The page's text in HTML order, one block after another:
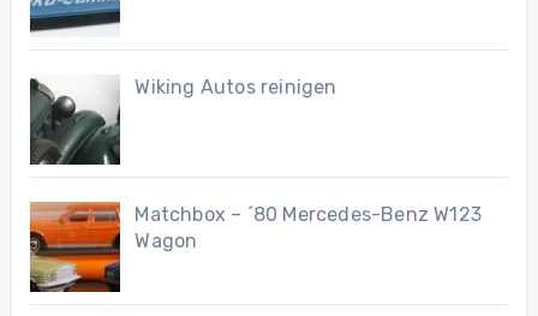
Wiking Autos reinigen
Matchbox – ´80 Mercedes-Benz W123
Wagon